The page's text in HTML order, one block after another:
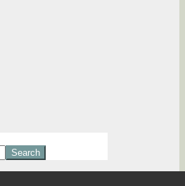
Search